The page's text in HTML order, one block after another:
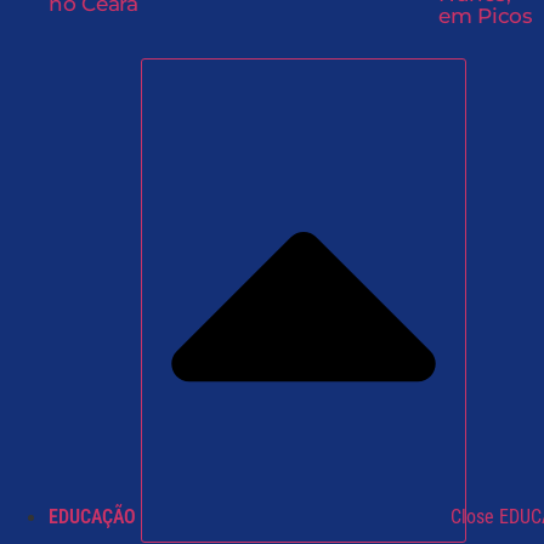
em Picos
EDUCAÇÃO Close